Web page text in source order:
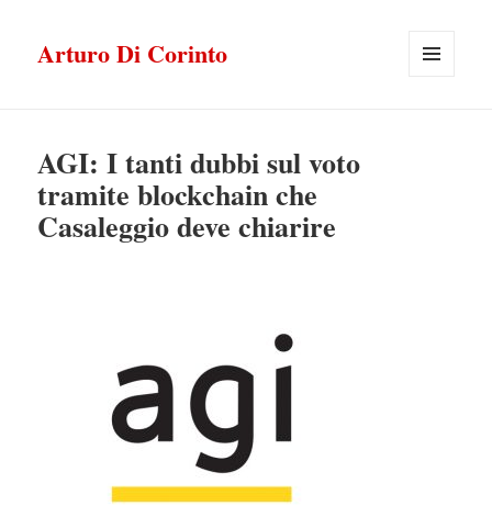
Arturo Di Corinto
AGI: I tanti dubbi sul voto
tramite blockchain che
Casaleggio deve chiarire